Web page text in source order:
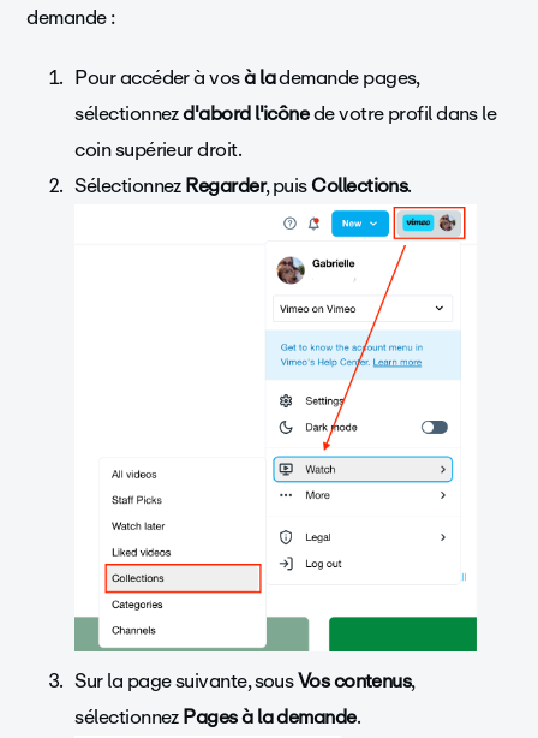
demande :
Pour accéder à vosà lademande pages,
sélectionnezd'abord l'icônede votre profil dans le
coin supérieur droit.
SélectionnezRegarder, puisCollections.
Sur la page suivante, sousVos contenus,
sélectionnezPages à la demande.